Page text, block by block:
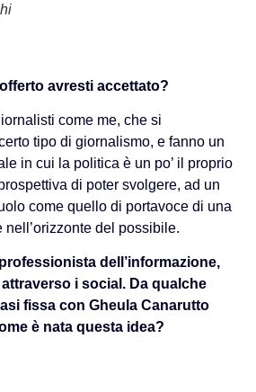
avresti accettato?
come me, che si
tipo di giornalismo, e fanno un
in cui la politica è un po’ il proprio
di poter svolgere, ad un
come quello di portavoce di una
del possibile.
dell’informazione,
i social. Da qualche
fissa con Gheula Canarutto
è nata questa idea?